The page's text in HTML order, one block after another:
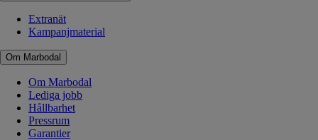
Extranät
Kampanjmaterial
Om Marbodal
Om Marbodal
Lediga jobb
Hållbarhet
Pressrum
Garantier